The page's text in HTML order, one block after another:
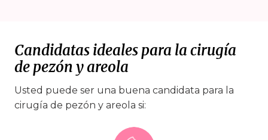
Candidatas ideales para la cirugía
de pezón y areola
Usted puede ser una buena candidata para la
cirugía de pezón y areola si: